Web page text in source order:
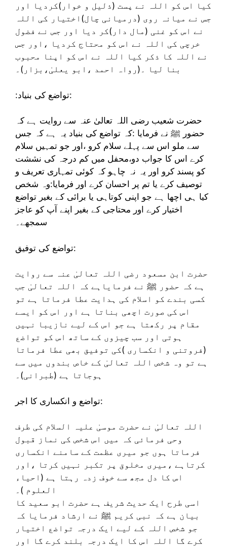
کیا اس کو اللہ نے پست (ذلیل و خوار)کردیا اور
جس نے میانہ روی (درمیانی چال)اختیار کی اللہ
نے اس کو غنی (مال دار)کر دیا اور جس نے فضول
خرچی کی اللہ نے اس کو محتاج کردیا ،اور جس
نے اللہ کا ذکر کیا اللہ نے اس کو اپنا محبوب
بنا لیا ۔(رواہ احمد ،ابو یعلیٰ،بزار)۔
:تواضع کی بنیاد:
حضرت شعیب رضی اللہ تعالیٰ عنہ سے روایت ہے کہ
حضور ﷺ نے فرمایا :کہ تواضع کی بنیاد یہ ہے کہ جس
سے ملو اس سے پہلے سلام کرو ،اور جو تمہیں سلام
کرے اس کا جواب دو،محفل میں کم درجہ کی نششت
کو پسند کرو اور یہ نہ چاہو کہ کوئی تمہاری تعریف و
توصیف کرے یا تم پر احسان کرے اور فرمایا:وہ شخص
کیا ہی اچھا ہے جو اپنی کوتاہی یا برائی کے بغیر تواضع
اختیار کرے اور محتاجی کے بغیر اپنے آپ کو عاجز
سمجھے۔
تواضع کی توفیق:
حضرت ابن مسعود رضی اللہ تعالیٰ عنہ سے روایت
ہے کہ حضور ﷺ نے فرمایاہے کہ اللہ تعالیٰ جب
کسی بندے کو اسلام کی ہدایت عطا فرماتا ہے تو
اس کی صورت اچھی بناتا ہے اور اس کو ایسے
مقام پر رکھتا ہے جو اس کے لیے نازیبا نہیں
ہوتی اور سب چیزوں کے ساتھ اس کو تواضع
(فروتنی و انکساری )کی توفیق بھی عطا فرماتا
ہے تو وہ شخص اللہ تعالیٰ کے خاص بندوں میں سے
ہوجاتا ہے (طبرانی)۔
تواضع و انکساری کا اجر:
اللہ تعالیٰ نے حضرت موسیٰ علیہ السلام کی طرف
وحی فرمائی کہ میں اس شخص کی نماز قبول
فرماتا ہوں جو میری عظمت کے سامنے انکساری
کرتاہے ،میری مخلوق پر تکبر نہیں کرتا ،اور
اس کا دل مجھ سے خوف زدہ رہتا ہے (احیاء
العلوم )۔
اسی طرح ایک حدیث شریف ہے حضرت ابو سعید کا
بیان ہے کہ نبی کریم ﷺ نے ارشاد فرمایا کہ
جو شخص اللہ کے لیے ایک درجہ تواضع اختیار
کرے گا اللہ اس کا ایک درجہ بلند کرے گا اور